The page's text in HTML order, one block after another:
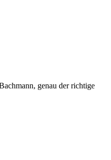
genau der richtige